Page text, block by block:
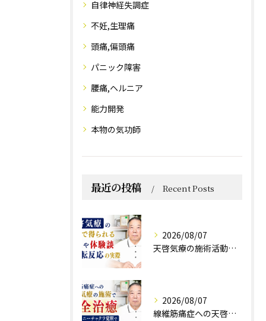
自律神経失調症
不妊,生理痛
頭痛,偏頭痛
パニック障害
腰痛,ヘルニア
能力開発
本物の気功師
最近の投稿 Recent Posts
2026/08/07
天啓気療の施術活動で得られる効果や体験談と好転反応の実際
2026/08/07
線維筋痛症への天啓気療の施術で完全治癒クンダリニーチャクラ覚醒で目指す